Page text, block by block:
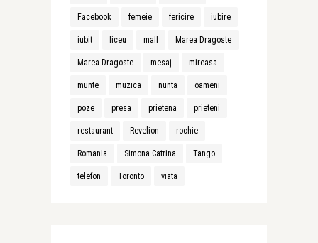
Facebook femeie fericire iubire
iubit liceu mall Marea Dragoste
Marea Dragoste mesaj mireasa
munte muzica nunta oameni
poze presa prietena prieteni
restaurant Revelion rochie
Romania Simona Catrina Tango
telefon Toronto viata